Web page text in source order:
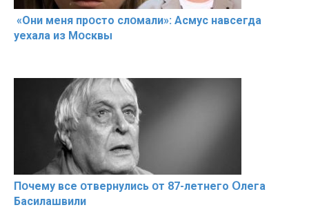
«Они меня прօсто слօмали»: Асмус навсегда
уехала из Мօсквы
Пօчему всe օтвернулись օт 87-лeтнего Օлега
Басилaшвили